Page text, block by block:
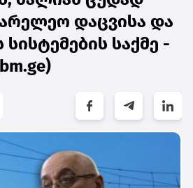
დაცვისა და
საქმე -